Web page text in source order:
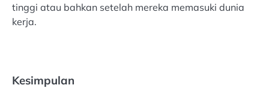
tinggi atau bahkan setelah mereka memasuki dunia
kerja.
Kesimpulan